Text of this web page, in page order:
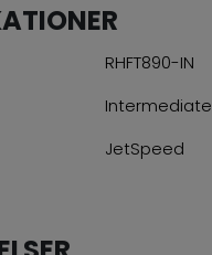
RHFT890-IN
Intermediate
JetSpeed